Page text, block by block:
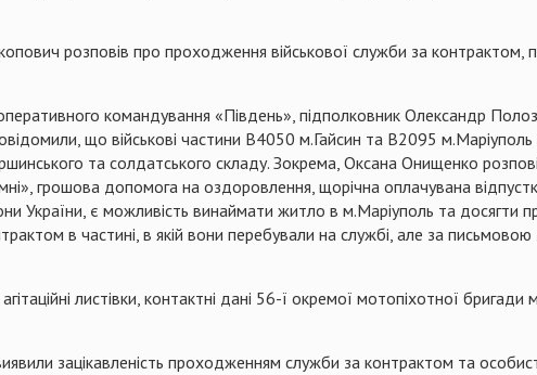
розповів про проходження військової служби за контрактом,
командування «Південь», підполковник Олександр
що військові частини В4050 м.Гайсин та В2095 м.Маріуполь
та солдатського складу. Зокрема, Оксана Онищенко
грошова допомога на оздоровлення, щорічна оплачувана
України, є можливість винаймати житло в м.Маріуполь та досягти
в частині, в якій вони перебували на службі, але за
листівки, контактні дані 56-ї окремої мотопіхотної бригади
зацікавленість проходженням служби за контрактом та